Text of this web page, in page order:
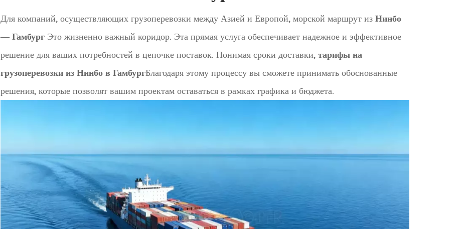
Для компаний, осуществляющих грузоперевозки между Азией и Европой, морской маршрут изНинбо
— Гамбург Это жизненно важный коридор. Эта прямая услуга обеспечивает надежное и эффективное
решение для ваших потребностей в цепочке поставок. Понимая сроки доставки,тарифы на
грузоперевозки из Нинбо в ГамбургБлагодаря этому процессу вы сможете принимать обоснованные
решения, которые позволят вашим проектам оставаться в рамках графика и бюджета.